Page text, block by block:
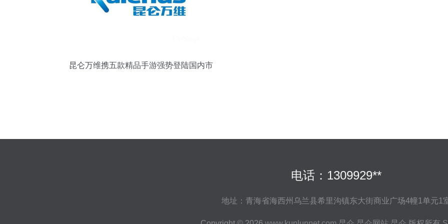
昆仑万维携五款精品手游强势登陆国内市
电话：1309929**
地址：青海省海西州乌兰县希里沟镇东大街商业广场4幢1单元1